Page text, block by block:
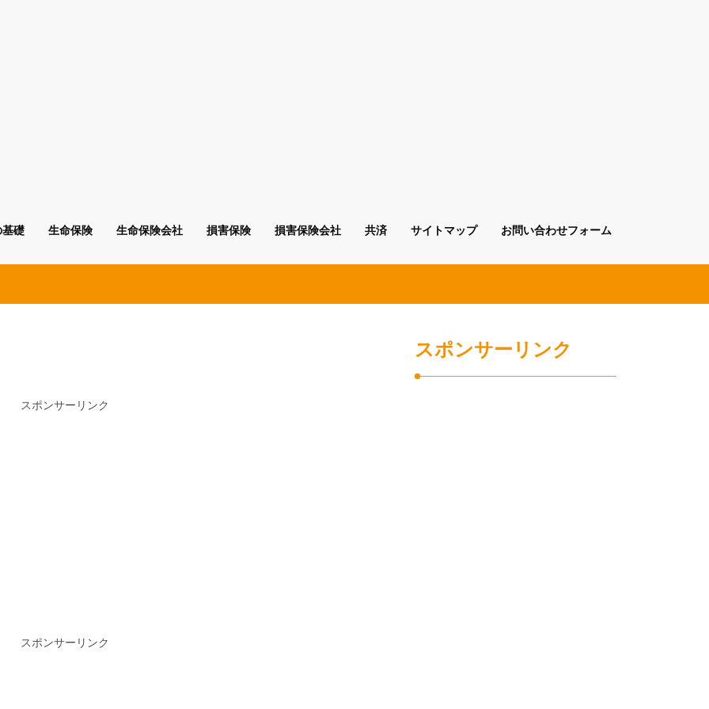
基礎 生命保険 生命保険会社 損害保険 損害保険会社 共済 サイトマップ お問い合わせフォーム
スポンサーリンク
スポンサーリンク
スポンサーリンク